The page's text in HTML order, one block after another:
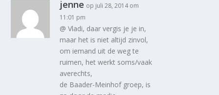
jenne op juli 28, 2014 om
11:01 pm
@ Vladi, daar vergis je je in,
maar het is niet altijd zinvol,
om iemand uit de weg te
ruimen, het werkt soms/vaak
averechts,
de Baader-Meinhof groep, is